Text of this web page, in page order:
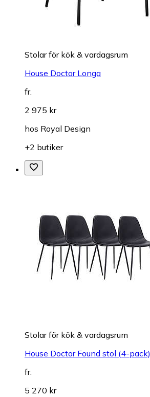
Stolar för kök & vardagsrum
House Doctor Longa
fr.
2 975 kr
hos Royal Design
+2 butiker
Stolar för kök & vardagsrum
House Doctor Found stol (4-pack)
fr.
5 270 kr